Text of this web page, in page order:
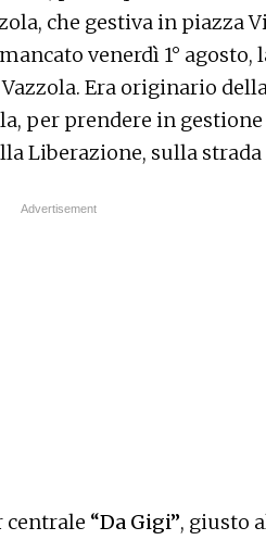
che gestiva in piazza
venerdì 1° agosto,
Era originario
per prendere in gestione
Liberazione, sulla strada
centrale “Da Gigi”, giusto